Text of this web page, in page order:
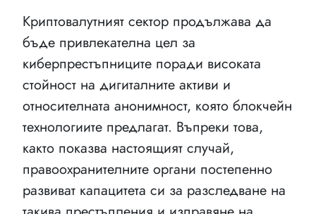
Криптовалутният сектор продължава да
бъде привлекателна цел за
киберпрестъпниците поради високата
стойност на дигиталните активи и
относителната анонимност, която блокчейн
технологиите предлагат. Въпреки това,
както показва настоящият случай,
правоохранителните органи постепенно
развиват капацитета си за разследване на